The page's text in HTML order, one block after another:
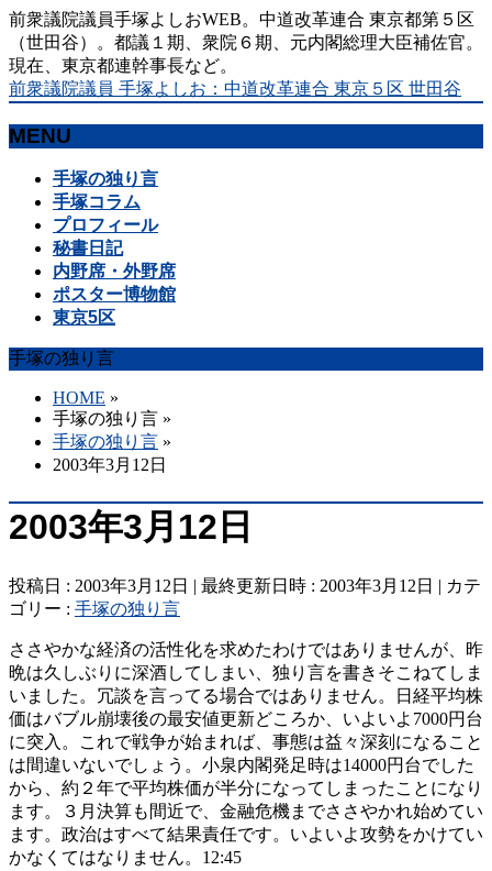
前衆議院議員手塚よしおWEB。中道改革連合 東京都第５区
（世田谷）。都議１期、衆院６期、元内閣総理大臣補佐官。
現在、東京都連幹事長など。
前衆議院議員 手塚よしお：中道改革連合 東京５区 世田谷
MENU
手塚の独り言
手塚コラム
プロフィール
秘書日記
内野席・外野席
ポスター博物館
東京5区
手塚の独り言
HOME »
手塚の独り言 »
手塚の独り言 »
2003年3月12日
2003年3月12日
投稿日 : 2003年3月12日 最終更新日時 : 2003年3月12日
カテ
ゴリー : 手塚の独り言
ささやかな経済の活性化を求めたわけではありませんが、昨
晩は久しぶりに深酒してしまい、独り言を書きそこねてしま
いました。冗談を言ってる場合ではありません。日経平均株
価はバブル崩壊後の最安値更新どころか、いよいよ7000円台
に突入。これで戦争が始まれば、事態は益々深刻になること
は間違いないでしょう。小泉内閣発足時は14000円台でした
から、約２年で平均株価が半分になってしまったことになり
ます。３月決算も間近で、金融危機までささやかれ始めてい
ます。政治はすべて結果責任です。いよいよ攻勢をかけてい
かなくてはなりません。12:45